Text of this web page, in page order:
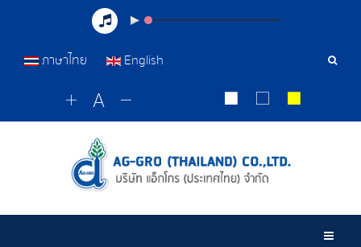
เครื่อ
ภาษาไทย English